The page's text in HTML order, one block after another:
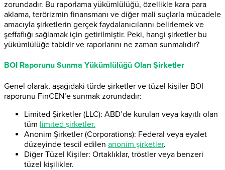
zorundadır. Bu raporlama yükümlülüğü, özellikle kara para
aklama, terörizmin finansmanı ve diğer mali suçlarla mücadele
amacıyla şirketlerin gerçek faydalanıcılarını belirlemek ve
şeffaflığı sağlamak için getirilmiştir. Peki, hangi şirketler bu
yükümlülüğe tabidir ve raporlarını ne zaman sunmalıdır?
BOI Raporunu Sunma Yükümlülüğü Olan Şirketler
Genel olarak, aşağıdaki türde şirketler ve tüzel kişiler BOI
raporunu FinCEN’e sunmak zorundadır:
Limited Şirketler (LLC): ABD’de kurulan veya kayıtlı olan
tüm limited şirketler.
Anonim Şirketler (Corporations): Federal veya eyalet
düzeyinde tescil edilen anonim şirketler.
Diğer Tüzel Kişiler: Ortaklıklar, tröstler veya benzeri
tüzel kişilikler.